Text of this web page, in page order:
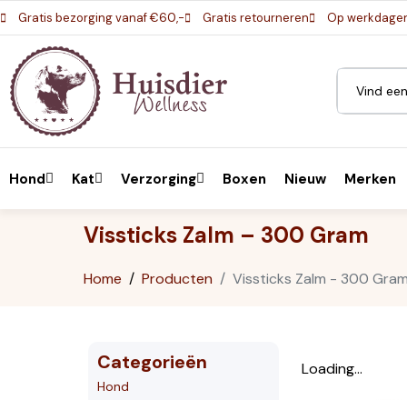
Gratis bezorging vanaf €60,- Gratis retourneren Op
Hond Kat Verzorging Boxen Nieuw Merken
Vissticks Zalm – 300 Gram
Home Producten Vissticks Zalm - 300 Gram
Categorieën
Hond
Loading...